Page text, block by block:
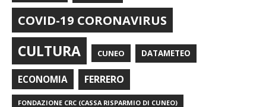
COVID-19 CORONAVIRUS
CULTURA CUNEO DATAMETEO
ECONOMIA FERRERO
FONDAZIONE CRC (CASSA RISPARMIO DI CUNEO)